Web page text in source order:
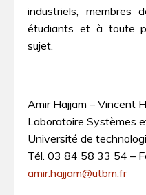
industriels, membres
étudiants et à toute
sujet.
Amir Hajjam – Vincent
Laboratoire Systèmes
Université de
Tél. 03 84 58 33 54 –
amir.hajjam@utbm.fr